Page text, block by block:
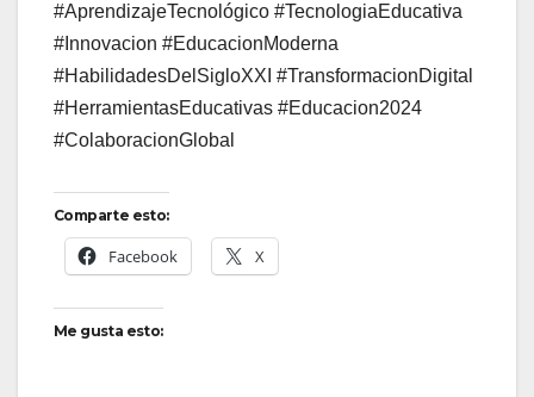
#AprendizajeTecnológico #TecnologiaEducativa
#Innovacion #EducacionModerna
#HabilidadesDelSigloXXI #TransformacionDigital
#HerramientasEducativas #Educacion2024
#ColaboracionGlobal
Comparte esto:
Facebook X
Me gusta esto: